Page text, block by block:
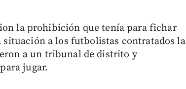
la prohibición que tenía para fichar
a los futbolistas contratados la
a un tribunal de distrito y
jugar.